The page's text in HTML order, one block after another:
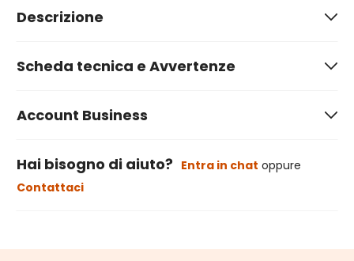
Descrizione
Scheda tecnica e Avvertenze
Account Business
Hai bisogno di aiuto? Entra in chat oppure
Contattaci